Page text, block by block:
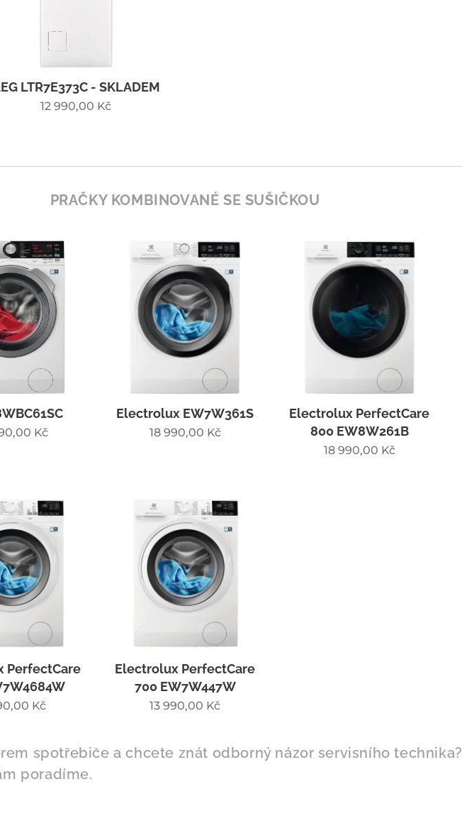
LTR7E373C - SKLADEM
12 990,00 Kč
PRAČKY KOMBINOVANÉ SE SUŠIČKOU
Kč
Electrolux EW7W361S
18 990,00 Kč
Electrolux PerfectCare
800 EW8W261B
18 990,00 Kč
PerfectCare
Kč
Electrolux PerfectCare
700 EW7W447W
13 990,00 Kč
spotřebiče a chcete znát odborný názor servisního technika?
poradíme.